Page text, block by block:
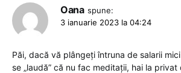
Oana spune:
3 ianuarie 2023 la 04:24
Păi, dacă vă plângeți întruna de salarii
se „laudă” că nu fac meditații, hai la